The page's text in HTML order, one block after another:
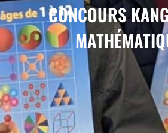
CONCOURS